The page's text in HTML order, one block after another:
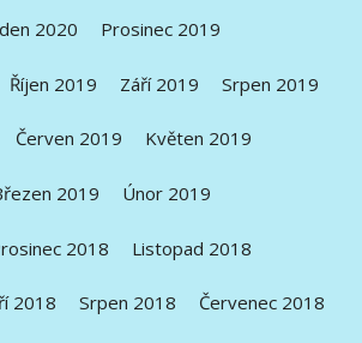
2020 Prosinec 2019
Říjen 2019 Září 2019 Srpen 2019
Červen 2019 Květen 2019
2019 Únor 2019
2018 Listopad 2018
2018 Srpen 2018 Červenec 2018